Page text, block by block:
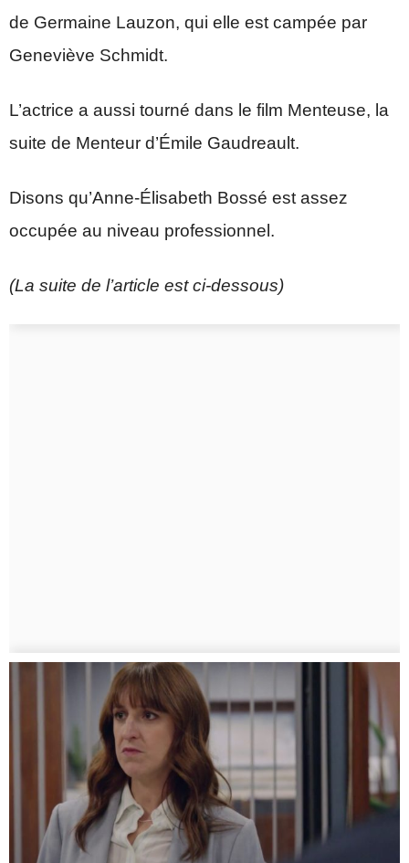
de Germaine Lauzon, qui elle est campée par
Geneviève Schmidt.
L’actrice a aussi tourné dans le film Menteuse, la
suite de Menteur d’Émile Gaudreault.
Disons qu’Anne-Élisabeth Bossé est assez
occupée au niveau professionnel.
(La suite de l’article est ci-dessous)